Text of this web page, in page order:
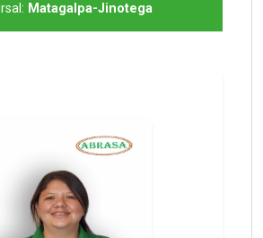
Matagalpa-Jinotega